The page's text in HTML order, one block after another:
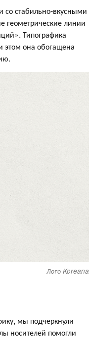
со стабильно-вкусными
геометрические линии
Типографика
этом она обогащена
Лого Koreana
мы подчеркнули
носителей помогли